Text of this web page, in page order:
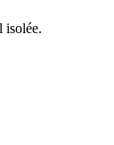
isolée.